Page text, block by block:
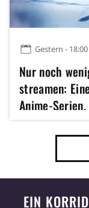
Gestern -
Nur noch
streamen:
Anime-
komplett
EIN